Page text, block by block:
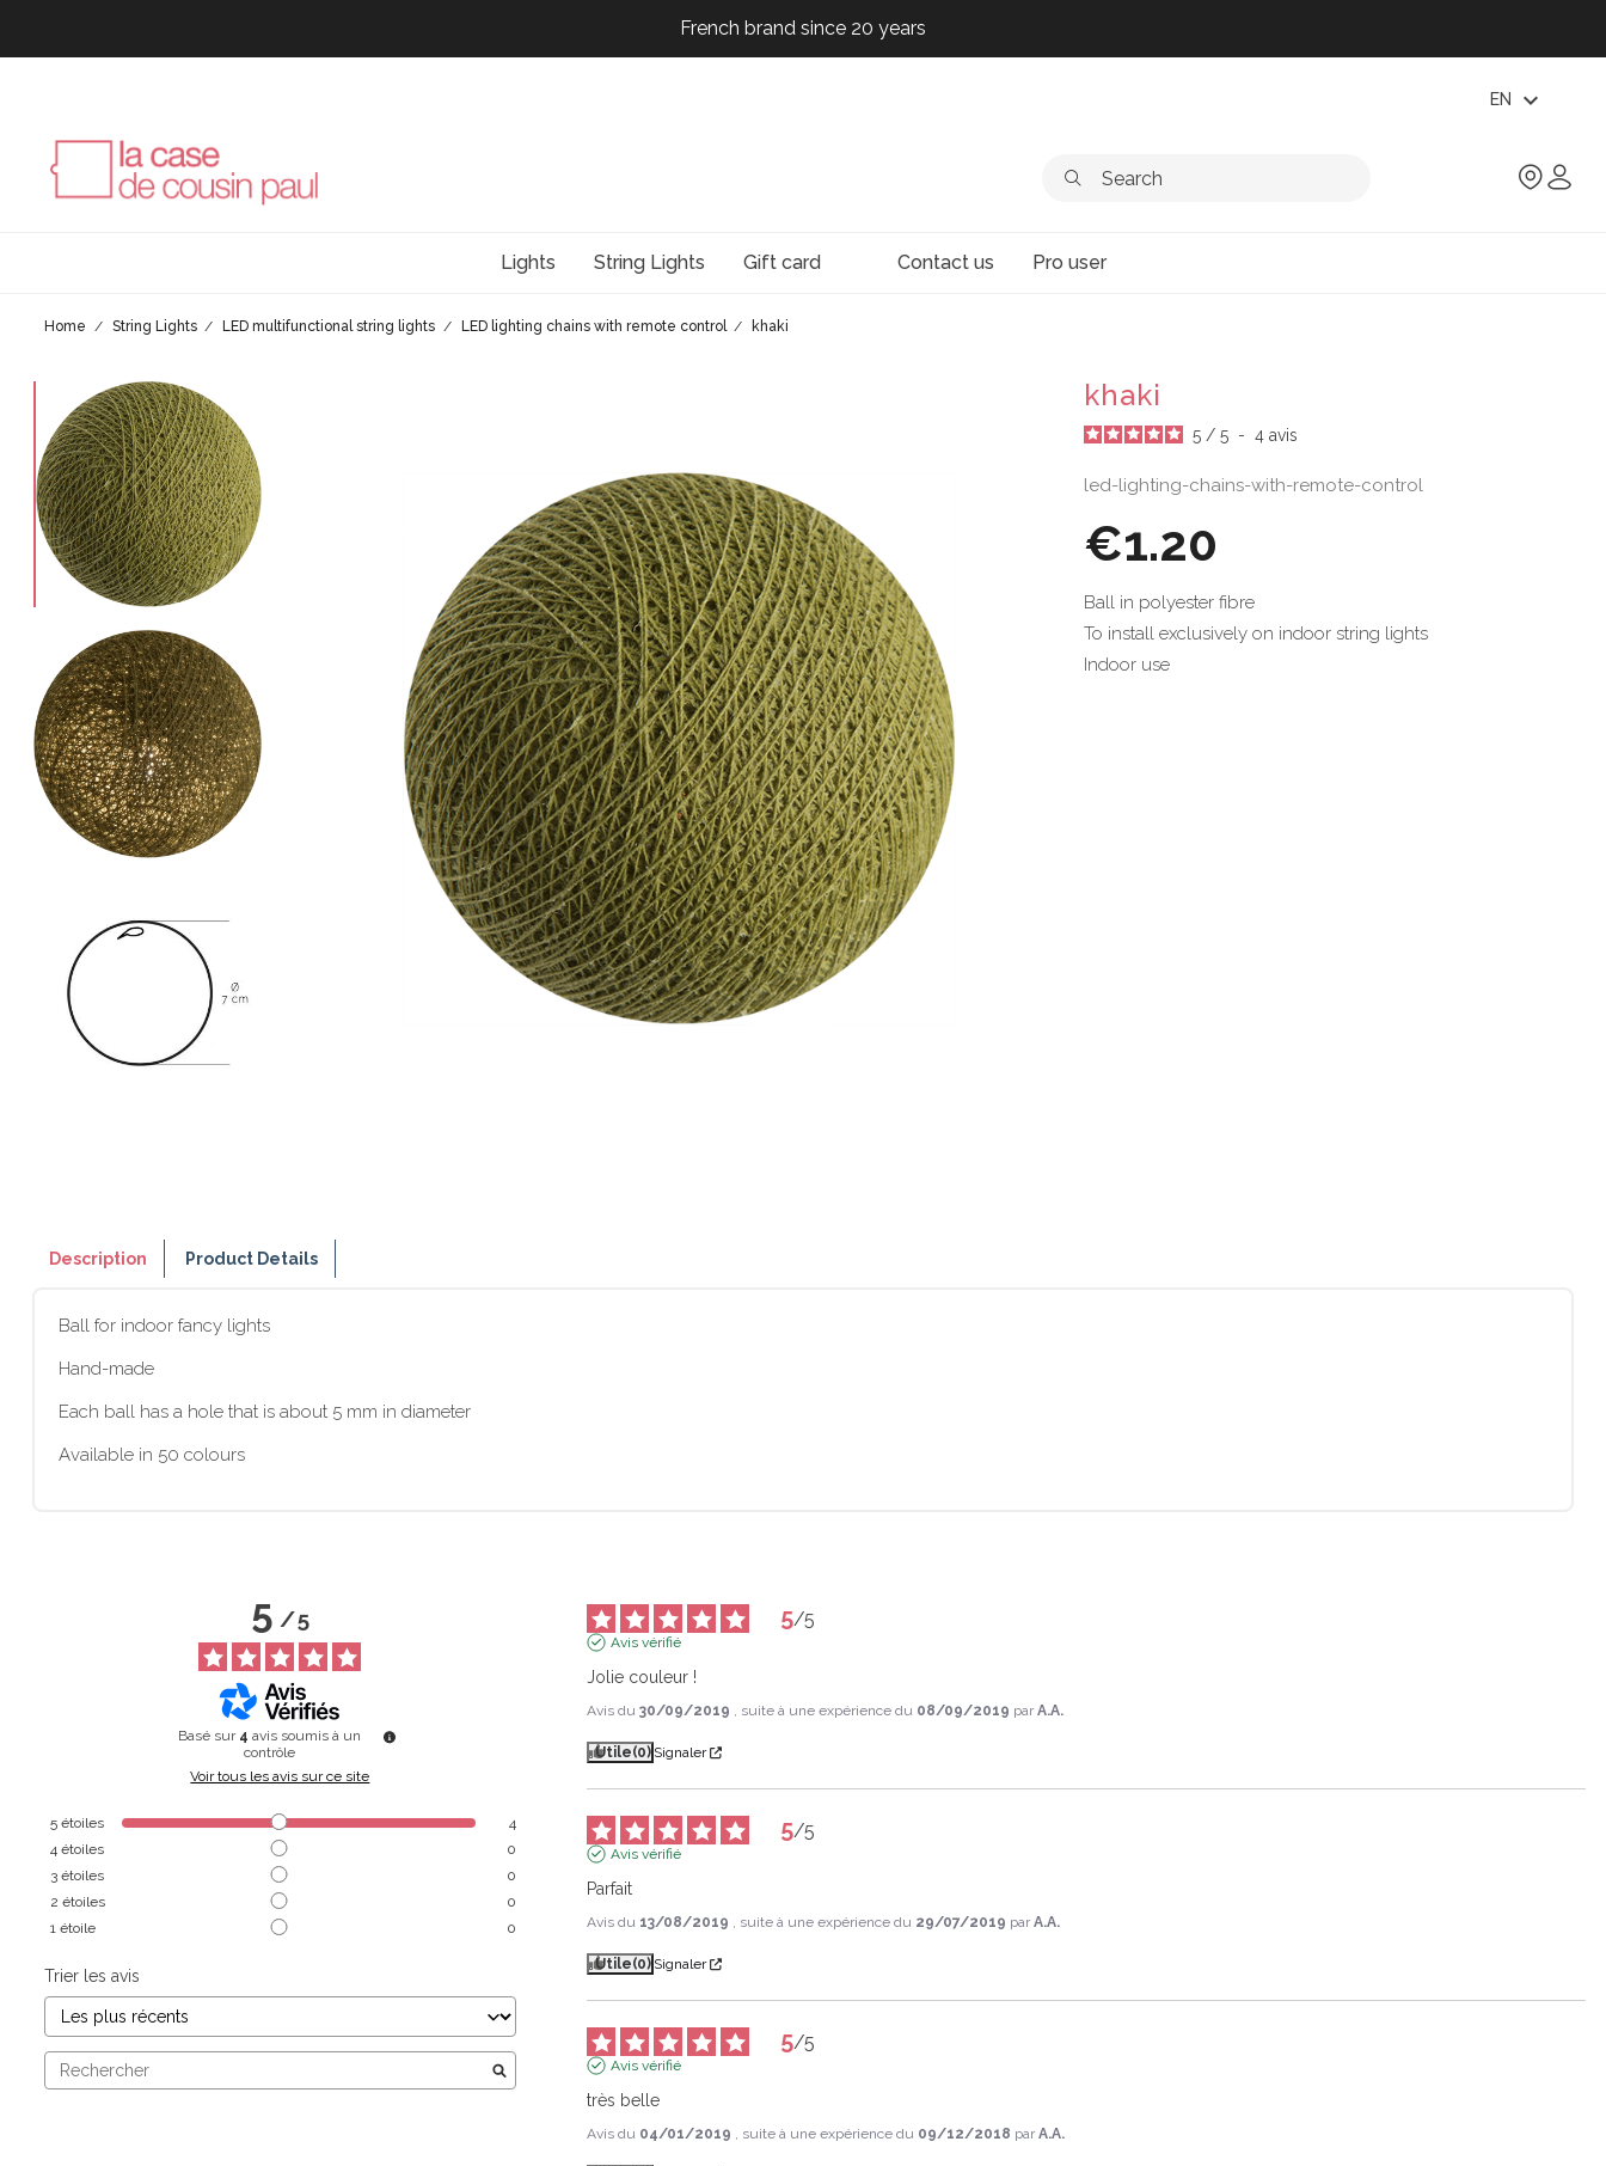
French brand since 20 years
French brand since 20 years
EN expand_more
Lights String Lights Gift card Contact us Pro user
Home String Lights LED multifunctional string lights LED lighting chains with remote control khaki
khaki
5 / 5 - 4 avis
led-lighting-chains-with-remote-control
€1.20
Ball in polyester fibre
To install exclusively on indoor string lights
Indoor use
Description Product Details
Ball for indoor fancy lights
Hand-made
Each ball has a hole that is about 5 mm in diameter
Available in 50 colours
5/5
Basé sur 4 avis soumis à un
contrôle
Voir tous les avis sur ce site
5 étoiles
4
4 étoiles
0
3 étoiles
0
2 étoiles
0
1 étoile 0
Trier les avis
5/5
Avis vérifié
Jolie couleur !
Avis du30/09/2019 , suite à une expérience du 08/09/2019 parA.A.
Utile(0) Signaler
5/5
Avis vérifié
Parfait
Avis du 13/08/2019 , suite à une expérience du 29/07/2019 parA.A.
Utile(0) Signaler
5/5
Avis vérifié
très belle
Avis du 04/01/2019 , suite à une expérience du 09/12/2018 parA.A.